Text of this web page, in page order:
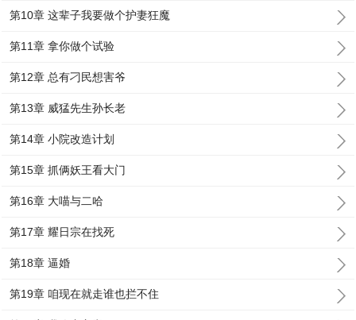
第10章 这辈子我要做个护妻狂魔
第11章 拿你做个试验
第12章 总有刁民想害爷
第13章 威猛先生孙长老
第14章 小院改造计划
第15章 抓俩妖王看大门
第16章 大喵与二哈
第17章 耀日宗在找死
第18章 逼婚
第19章 咱现在就走谁也拦不住